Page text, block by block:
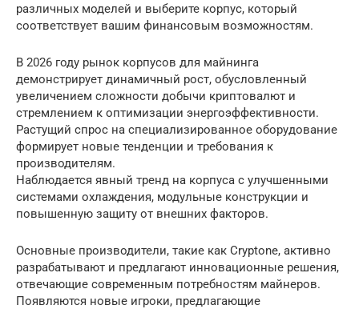
различных моделей и выберите корпус, который
соответствует вашим финансовым возможностям.
В 2026 году рынок корпусов для майнинга
демонстрирует динамичный рост, обусловленный
увеличением сложности добычи криптовалют и
стремлением к оптимизации энергоэффективности.
Растущий спрос на специализированное оборудование
формирует новые тенденции и требования к
производителям.
Наблюдается явный тренд на корпуса с улучшенными
системами охлаждения, модульные конструкции и
повышенную защиту от внешних факторов.
Основные производители, такие как Cryptone, активно
разрабатывают и предлагают инновационные решения,
отвечающие современным потребностям майнеров.
Появляются новые игроки, предлагающие